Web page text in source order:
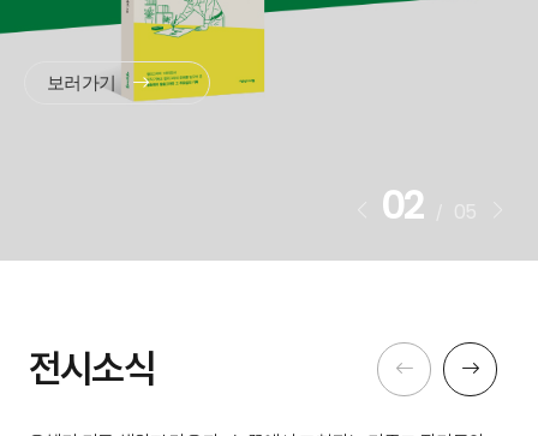
보러가기
02
전시소식